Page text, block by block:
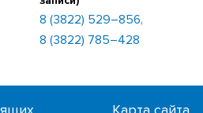
8 (3822) 529–856,
8 (3822) 785–428